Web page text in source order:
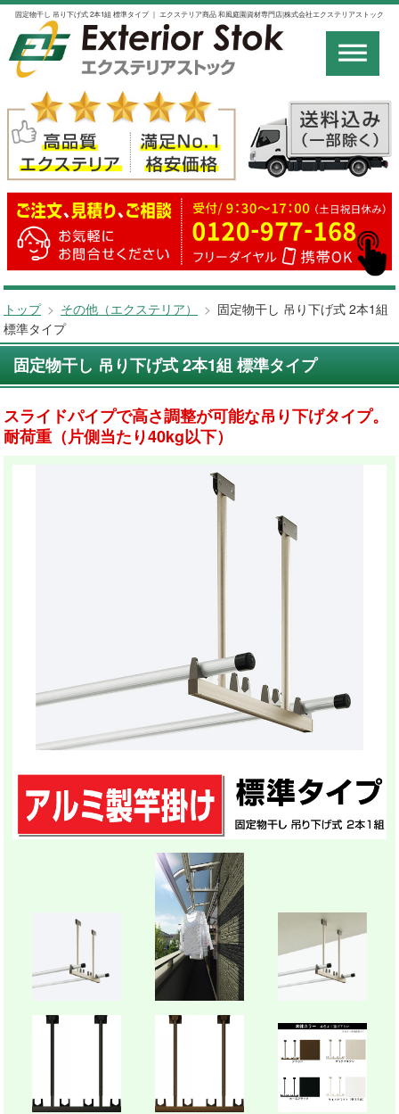
固定物干し 吊り下げ式 2本1組 標準タイプ ｜ エクステリア商品 和風庭園資材専門店|株式会社エクステリアストック
トップ > その他（エクステリア） > 固定物干し 吊り下げ式 2本1組
標準タイプ
固定物干し 吊り下げ式 2本1組 標準タイプ
スライドパイプで高さ調整が可能な吊り下げタイプ。
耐荷重（片側当たり40kg以下）